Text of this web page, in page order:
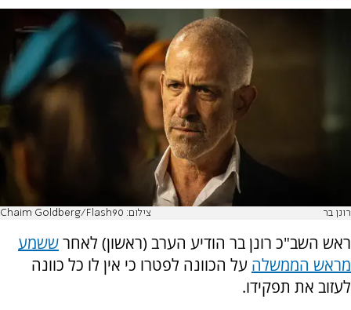
רונן בר צילום: Chaim Goldberg/Flash90
ראש השב"כ רונן בר הודיע הערב (ראשון) לאחרששמע
מראש הממשלה על הכוונה לפטרו כי אין לו כל כוונה
לעזוב את תפקידו.